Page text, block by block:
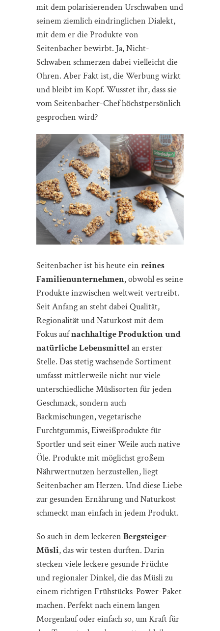
mit dem polarisierenden Urschwaben und
seinem ziemlich eindringlichen Dialekt,
mit dem er die Produkte von
Seitenbacher bewirbt. Ja, Nicht-
Schwaben schmerzen dabei vielleicht die
Ohren. Aber Fakt ist, die Werbung wirkt
und bleibt im Kopf. Wusstet ihr, dass sie
vom Seitenbacher-Chef höchstpersönlich
gesprochen wird?
Seitenbacher ist bis heute ein reines
Familienunternehmen,obwohl es seine
Produkte inzwischen weltweit vertreibt.
Seit Anfang an steht dabei Qualität,
Regionalität und Naturkost mit dem
Fokus aufnachhaltige Produktion und
natürliche Lebensmittelan erster
Stelle. Das stetig wachsende Sortiment
umfasst mittlerweile nicht nur viele
unterschiedliche Müslisorten für jeden
Geschmack, sondern auch
Backmischungen, vegetarische
Furchtgummis, Eiweißprodukte für
Sportler und seit einer Weile auch native
Öle. Produkte mit möglichst großem
Nährwertnutzen herzustellen, liegt
Seitenbacher am Herzen. Und diese Liebe
zur gesunden Ernährung und Naturkost
schmeckt man einfach in jedem Produkt.
So auch in dem leckeren Bergsteiger-
Müsli, das wir testen durften. Darin
stecken viele leckere gesunde Früchte
und regionaler Dinkel, die das Müsli zu
einem richtigen Frühstücks-Power-Paket
machen. Perfekt nach einem langen
Morgenlauf oder einfach so, um Kraft für